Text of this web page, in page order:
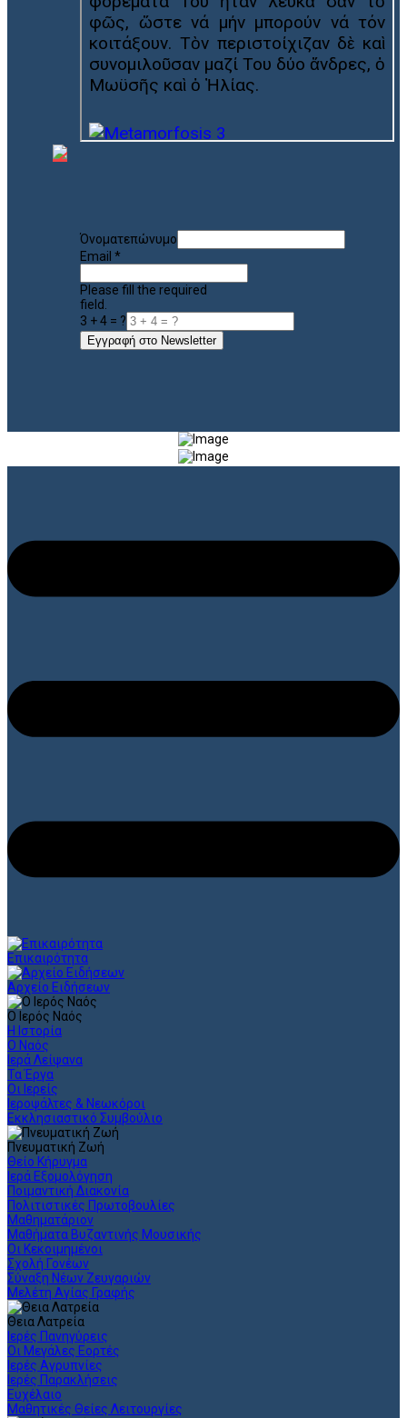
Όνοματεπώνυμο
Email *
Please fill the required
field.
3 + 4 = ?
Εγγραφή στο Newsletter
Επικαιρότητα
Αρχείο Ειδήσεων
Ο Ιερός Ναός
Η Ιστορία
Ο Ναός
Ιερά Λείψανα
Τα Έργα
Οι Ιερείς
Ιεροψάλτες & Νεωκόροι
Εκκλησιαστικό Συμβούλιο
Πνευματική Ζωή
Θείο Κήρυγμα
Ιερά Εξομολόγηση
Ποιμαντική Διακονία
Πολιτιστικές Πρωτοβουλίες
Μαθηματάριον
Μαθήματα Βυζαντινής Μουσικής
Οι Κεκοιμημένοι
Σχολή Γονέων
Σύναξη Νέων Ζευγαριών
Μελέτη Αγίας Γραφής
Θεια Λατρεία
Ιερές Πανηγύρεις
Οι Μεγάλες Εορτές
Ιερές Αγρυπνίες
Ιερές Παρακλήσεις
Ευχέλαιο
Μαθητικές Θείες Λειτουργίες